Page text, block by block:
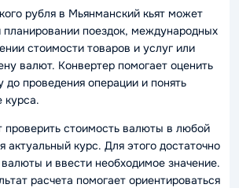
рубля в Мьянманский кьят может
планировании поездок, международных
стоимости товаров и услуг или
валют. Конвертер помогает оценить
проведения операции и понять
курса.
проверить стоимость валюты в любой
актуальный курс. Для этого достаточно
и ввести необходимое значение.
расчета помогает ориентироваться